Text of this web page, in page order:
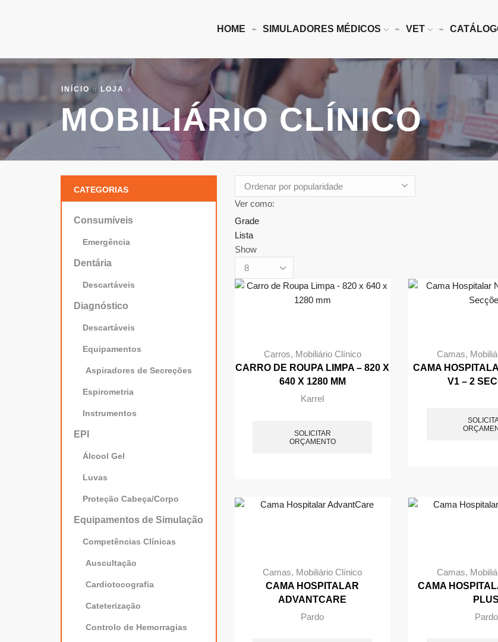
HOME SIMULADORES MÉDICOS VET
INÍCIO LOJA
MOBILIÁRIO CLÍNICO
Ver como:
Grade
Lista
Show
Produtos
por
página
Carros, Mobiliário Clínico
CARRO DE ROUPA LIMPA – 820 X
640 X 1280 MM
Karrel
SOLICITAR
ORÇAMENTO
Camas,
CAMA
V1 – 2
Camas, Mobiliário Clínico
CAMA HOSPITALAR
ADVANTCARE
Pardo
Camas,
CAMA
PLUS
Pardo
CATEGORIAS
Consumíveis
Emergência
Dentária
Descartáveis
Diagnóstico
Descartáveis
Equipamentos
Aspiradores de Secreções
Espirometria
Instrumentos
EPI
Álcool Gel
Luvas
Proteção Cabeça/Corpo
Equipamentos de Simulação
Competências Clínicas
Auscultação
Cardiotocografia
Cateterização
Controlo de Hemorragias